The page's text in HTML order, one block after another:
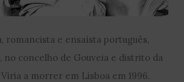
romancista e ensaísta português,
no concelho de Gouveia e distrito da
Viria a morrer em Lisboa em 1996.